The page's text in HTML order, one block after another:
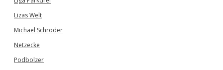
Lizas Welt
Michael Schröder
Netzecke
Podbolzer